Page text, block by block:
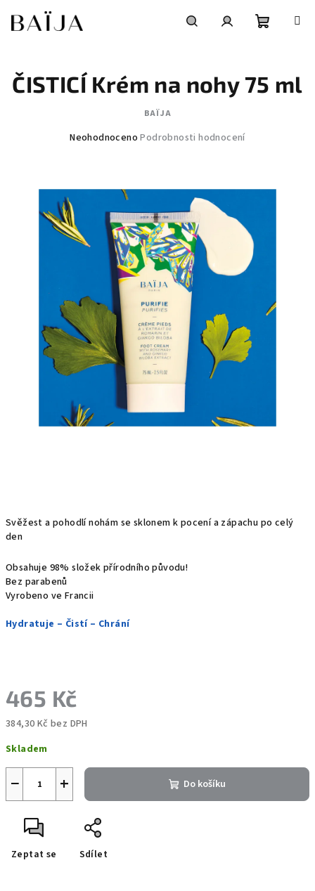
obsah
košík
Svěžest a pohodlí nohám se sklonem k pocení a zápachu po celý
den
Obsahuje 98% složek přírodního původu!
Bez parabenů
Vyrobeno ve Francii
Hydratuje – Čistí – Chrání
465 Kč
384,30 Kč bez DPH
cena:
Skladem
+
− Do košíku
Zeptat se Sdílet
ČISTICÍ Krém na nohy 75 ml
BAÏJA
Průměrné
0,0
z
5
hvězdiček.
Neohodnoceno Podrobnosti hodnocení